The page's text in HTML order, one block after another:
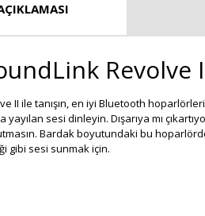
II ile tanışın, en iyi Bluetooth
yayılan sesi dinleyin. Dışarıya mı
Bardak boyutundaki bu
gibi sesi sunmak için.